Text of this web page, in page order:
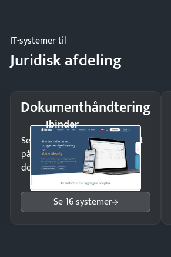
IT-systemer til
Juridisk afdeling
Dokumenthåndtering
Ibinder
Send kontrakter til underskrift
på minutter og mist ingen
dokumenter.
Se 16 systemer